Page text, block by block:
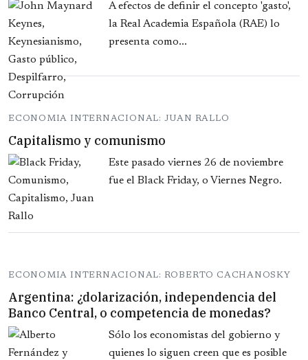
A efectos de definir el concepto 'gasto',
la Real Academia Española (RAE) lo
presenta como...
ECONOMIA INTERNACIONAL: JUAN RALLO
Capitalismo y comunismo
Este pasado viernes 26 de noviembre
fue el Black Friday, o Viernes Negro.
ECONOMIA INTERNACIONAL: ROBERTO CACHANOSKY
Argentina: ¿dolarización, independencia del
Banco Central, o competencia de monedas?
Sólo los economistas del gobierno y
quienes lo siguen creen que es posible